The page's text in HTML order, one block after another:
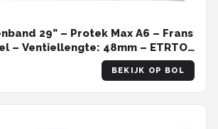
29” – Protek Max A6 – Frans
– Ventiellengte: 48mm – ETRTO-
BEKIJK OP BOL